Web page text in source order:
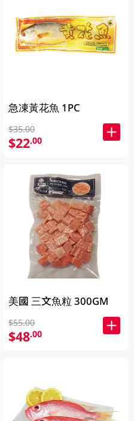
急凍黃花魚 1PC
$35.00
$22.00
美國 三文魚粒 300GM
$55.00
$48.00